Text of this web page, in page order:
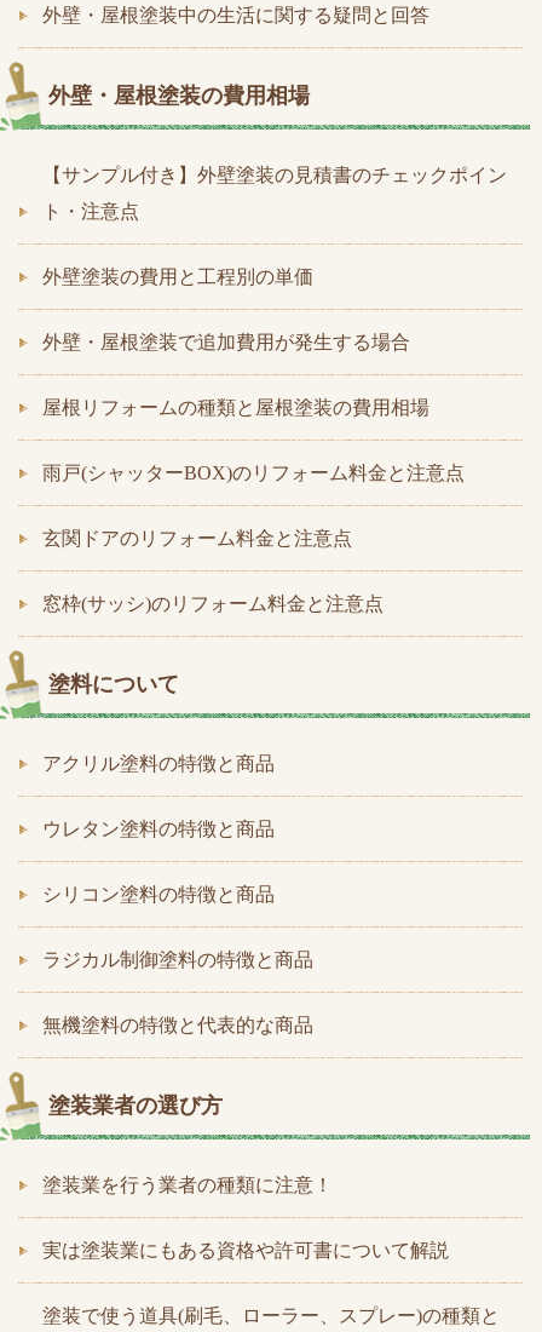
外壁・屋根塗装中の生活に関する疑問と回答
外壁・屋根塗装の費用相場
【サンプル付き】外壁塗装の見積書のチェックポイン
ト・注意点
外壁塗装の費用と工程別の単価
外壁・屋根塗装で追加費用が発生する場合
屋根リフォームの種類と屋根塗装の費用相場
雨戸(シャッターBOX)のリフォーム料金と注意点
玄関ドアのリフォーム料金と注意点
窓枠(サッシ)のリフォーム料金と注意点
塗料について
アクリル塗料の特徴と商品
ウレタン塗料の特徴と商品
シリコン塗料の特徴と商品
ラジカル制御塗料の特徴と商品
無機塗料の特徴と代表的な商品
塗装業者の選び方
塗装業を行う業者の種類に注意！
実は塗装業にもある資格や許可書について解説
塗装で使う道具(刷毛、ローラー、スプレー)の種類と